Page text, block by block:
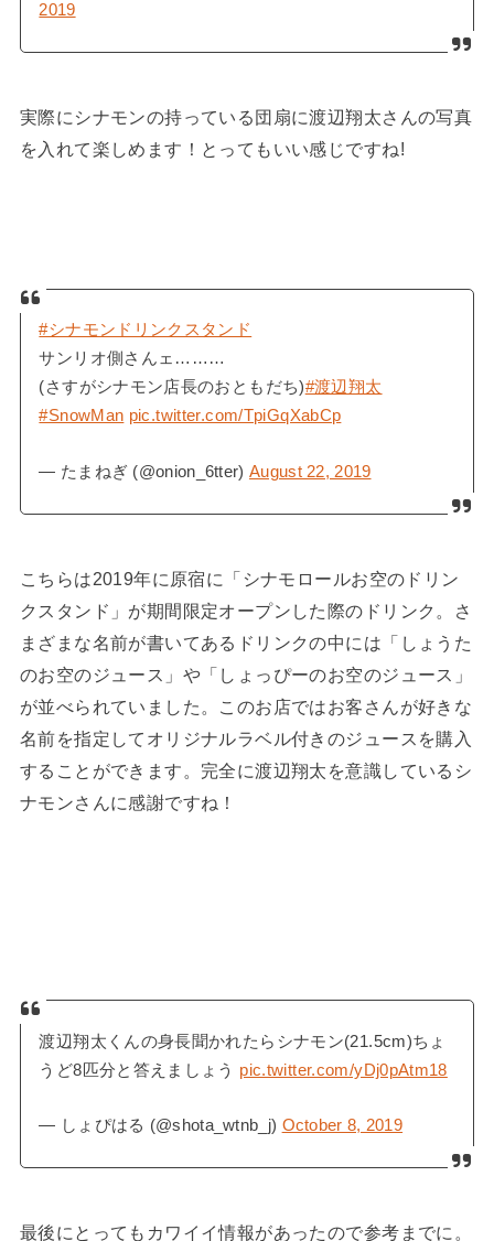
2019
実際にシナモンの持っている団扇に渡辺翔太さんの写真
を入れて楽しめます！とってもいい感じですね!
#シナモンドリンクスタンド
サンリオ側さんェ………
(さすがシナモン店長のおともだち)#渡辺翔太
#SnowMan pic.twitter.com/TpiGqXabCp
— たまねぎ (@onion_6tter) August 22, 2019
こちらは2019年に原宿に「シナモロールお空のドリン
クスタンド」が期間限定オープンした際のドリンク。さ
まざまな名前が書いてあるドリンクの中には「しょうた
のお空のジュース」や「しょっぴーのお空のジュース」
が並べられていました。このお店ではお客さんが好きな
名前を指定してオリジナルラベル付きのジュースを購入
することができます。完全に渡辺翔太を意識しているシ
ナモンさんに感謝ですね！
渡辺翔太くんの身長聞かれたらシナモン(21.5cm)ちょ
うど8匹分と答えましょう pic.twitter.com/yDj0pAtm18
— しょぴはる (@shota_wtnb_j) October 8, 2019
最後にとってもカワイイ情報があったので参考までに。